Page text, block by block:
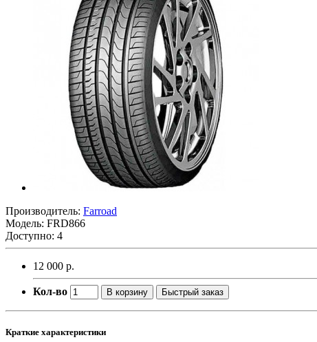
Производитель: Farroad
Модель: FRD866
Доступно: 4
12 000 р.
Кол-во В корзину Быстрый заказ
Краткие характеристики